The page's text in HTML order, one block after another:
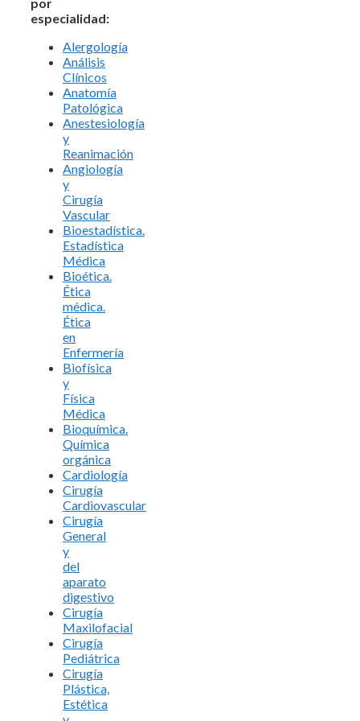
especialidad:
Alergología
Análisis
Clínicos
Anatomía
Patológica
Anestesiología
y
Reanimación
Angiología
y
Cirugía
Vascular
Bioestadística.
Estadística
Médica
Bioética.
Ética
médica.
Ética
en
Enfermería
Biofísica
y
Física
Médica
Bioquímica.
Química
orgánica
Cardiología
Cirugía
Cardiovascular
Cirugía
General
y
del
aparato
digestivo
Cirugía
Maxilofacial
Cirugía
Pediátrica
Cirugía
Plástica,
Estética